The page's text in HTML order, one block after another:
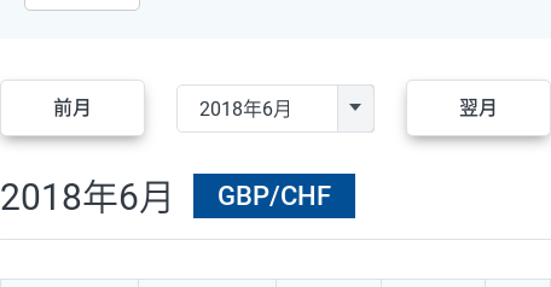
前月 翌月
2018年6月 GBP/CHF